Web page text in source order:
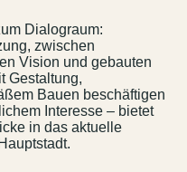
Dialograum:
zwischen
Vision und gebauten
Gestaltung,
Bauen beschäftigen
Interesse – bietet
in das aktuelle